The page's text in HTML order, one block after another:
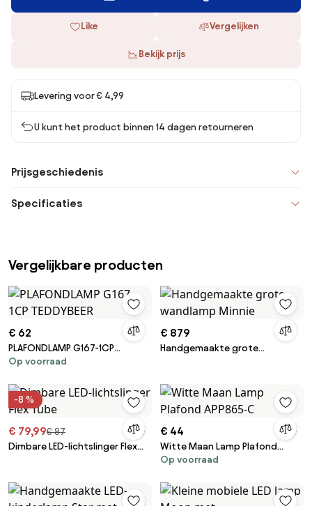
Like Vergelijken
Bekijk prijs
Levering voor € 4,99
U kunt het product binnen 14 dagen retourneren
Prijsgeschiedenis
Specificaties
Vergelijkbare producten
€ 62
PLAFONDLAMP G167-1CP
TEDDYBEER
Op voorraad
€ 879
Handgemaakte grote
-8 %
€ 79,99€ 87
Dimbare LED-lichtslinger Flex
€ 44
Witte Maan Lamp Plafond
APP865-C
Op voorraad